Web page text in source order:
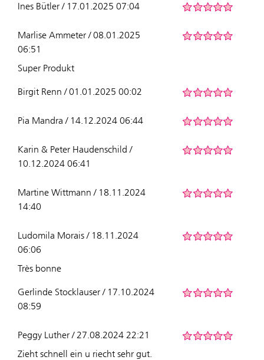
Ines Bütler / 17.01.2025 07:04
Marlise Ammeter / 08.01.2025
06:51
Super Produkt
Birgit Renn / 01.01.2025 00:02
Pia Mandra / 14.12.2024 06:44
Karin & Peter Haudenschild /
10.12.2024 06:41
Martine Wittmann / 18.11.2024
14:40
Ludomila Morais / 18.11.2024
06:06
Très bonne
Gerlinde Stocklauser / 17.10.2024
08:59
Peggy Luther / 27.08.2024 22:21
Zieht schnell ein u riecht sehr gut.